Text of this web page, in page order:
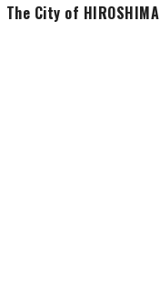
The City of HIROSHIMA